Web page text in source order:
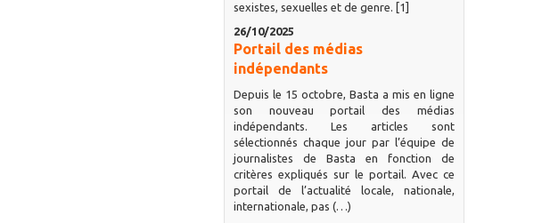
sexistes, sexuelles et de genre. [1]
26/10/2025
Portail des médias
indépendants
Depuis le 15 octobre, Basta a mis en ligne
son nouveau portail des médias
indépendants. Les articles sont
sélectionnés chaque jour par l’équipe de
journalistes de Basta en fonction de
critères expliqués sur le portail. Avec ce
portail de l’actualité locale, nationale,
internationale, pas (…)